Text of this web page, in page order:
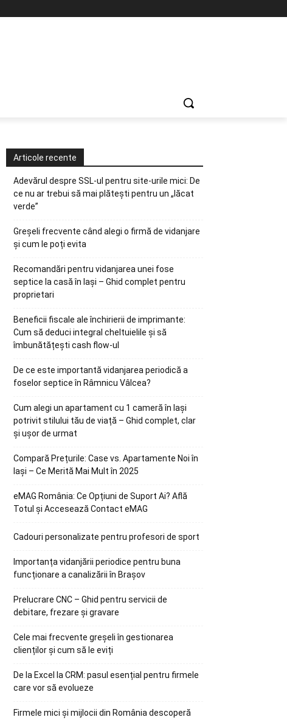
Articole recente
Adevărul despre SSL-ul pentru site-urile mici: De
ce nu ar trebui să mai plătești pentru un „lăcat
verde”
Greșeli frecvente când alegi o firmă de vidanjare
și cum le poți evita
Recomandări pentru vidanjarea unei fose
septice la casă în Iași – Ghid complet pentru
proprietari
Beneficii fiscale ale închirierii de imprimante:
Cum să deduci integral cheltuielile și să
îmbunătățești cash flow-ul
De ce este importantă vidanjarea periodică a
foselor septice în Râmnicu Vâlcea?
Cum alegi un apartament cu 1 cameră în Iași
potrivit stilului tău de viață – Ghid complet, clar
și ușor de urmat
Compară Prețurile: Case vs. Apartamente Noi în
Iași – Ce Merită Mai Mult în 2025
eMAG România: Ce Opțiuni de Suport Ai? Află
Totul și Accesează Contact eMAG
Cadouri personalizate pentru profesori de sport
Importanța vidanjării periodice pentru buna
funcționare a canalizării în Brașov
Prelucrare CNC – Ghid pentru servicii de
debitare, frezare și gravare
Cele mai frecvente greșeli în gestionarea
clienților și cum să le eviți
De la Excel la CRM: pasul esențial pentru firmele
care vor să evolueze
Firmele mici și mijlocii din România descoperă